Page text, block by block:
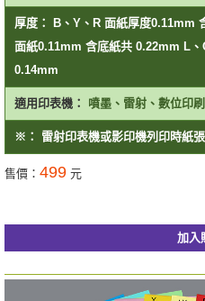
厚度：
B、Y、R 面紙厚度0.11mm
面紙0.11mm 含底紙共 0.22mm L
0.14mm
適用印表機： 噴墨、雷射、數位印
※： 雷射印表機或影印機列印時紙
售價： 499 元